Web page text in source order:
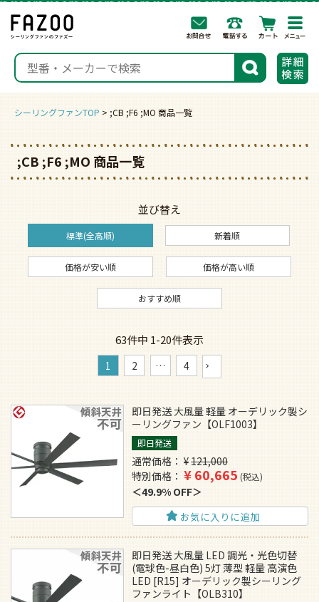
検索
シーリングファンTOP ;CB ;F6 ;MO 商品一覧
;CB ;F6 ;MO 商品一覧
並び替え
標準(全高順) 新着順
価格が安い順 価格が高い順
おすすめ順
63件中 1-20件表示
1 2 … 4
即日発送 大風量 軽量 オーデリック製シ
ーリングファン【OLF1003】
即日発送
通常価格 ¥121,000
特別価格
¥60,665 税込
49.9% OFF
お気に入りに追加
即日発送 大風量 LED 調光・光色切替
(電球色-昼白色) 5灯 薄型 軽量 高演色
LED [R15] オーデリック製シーリング
ファンライト【OLB310】